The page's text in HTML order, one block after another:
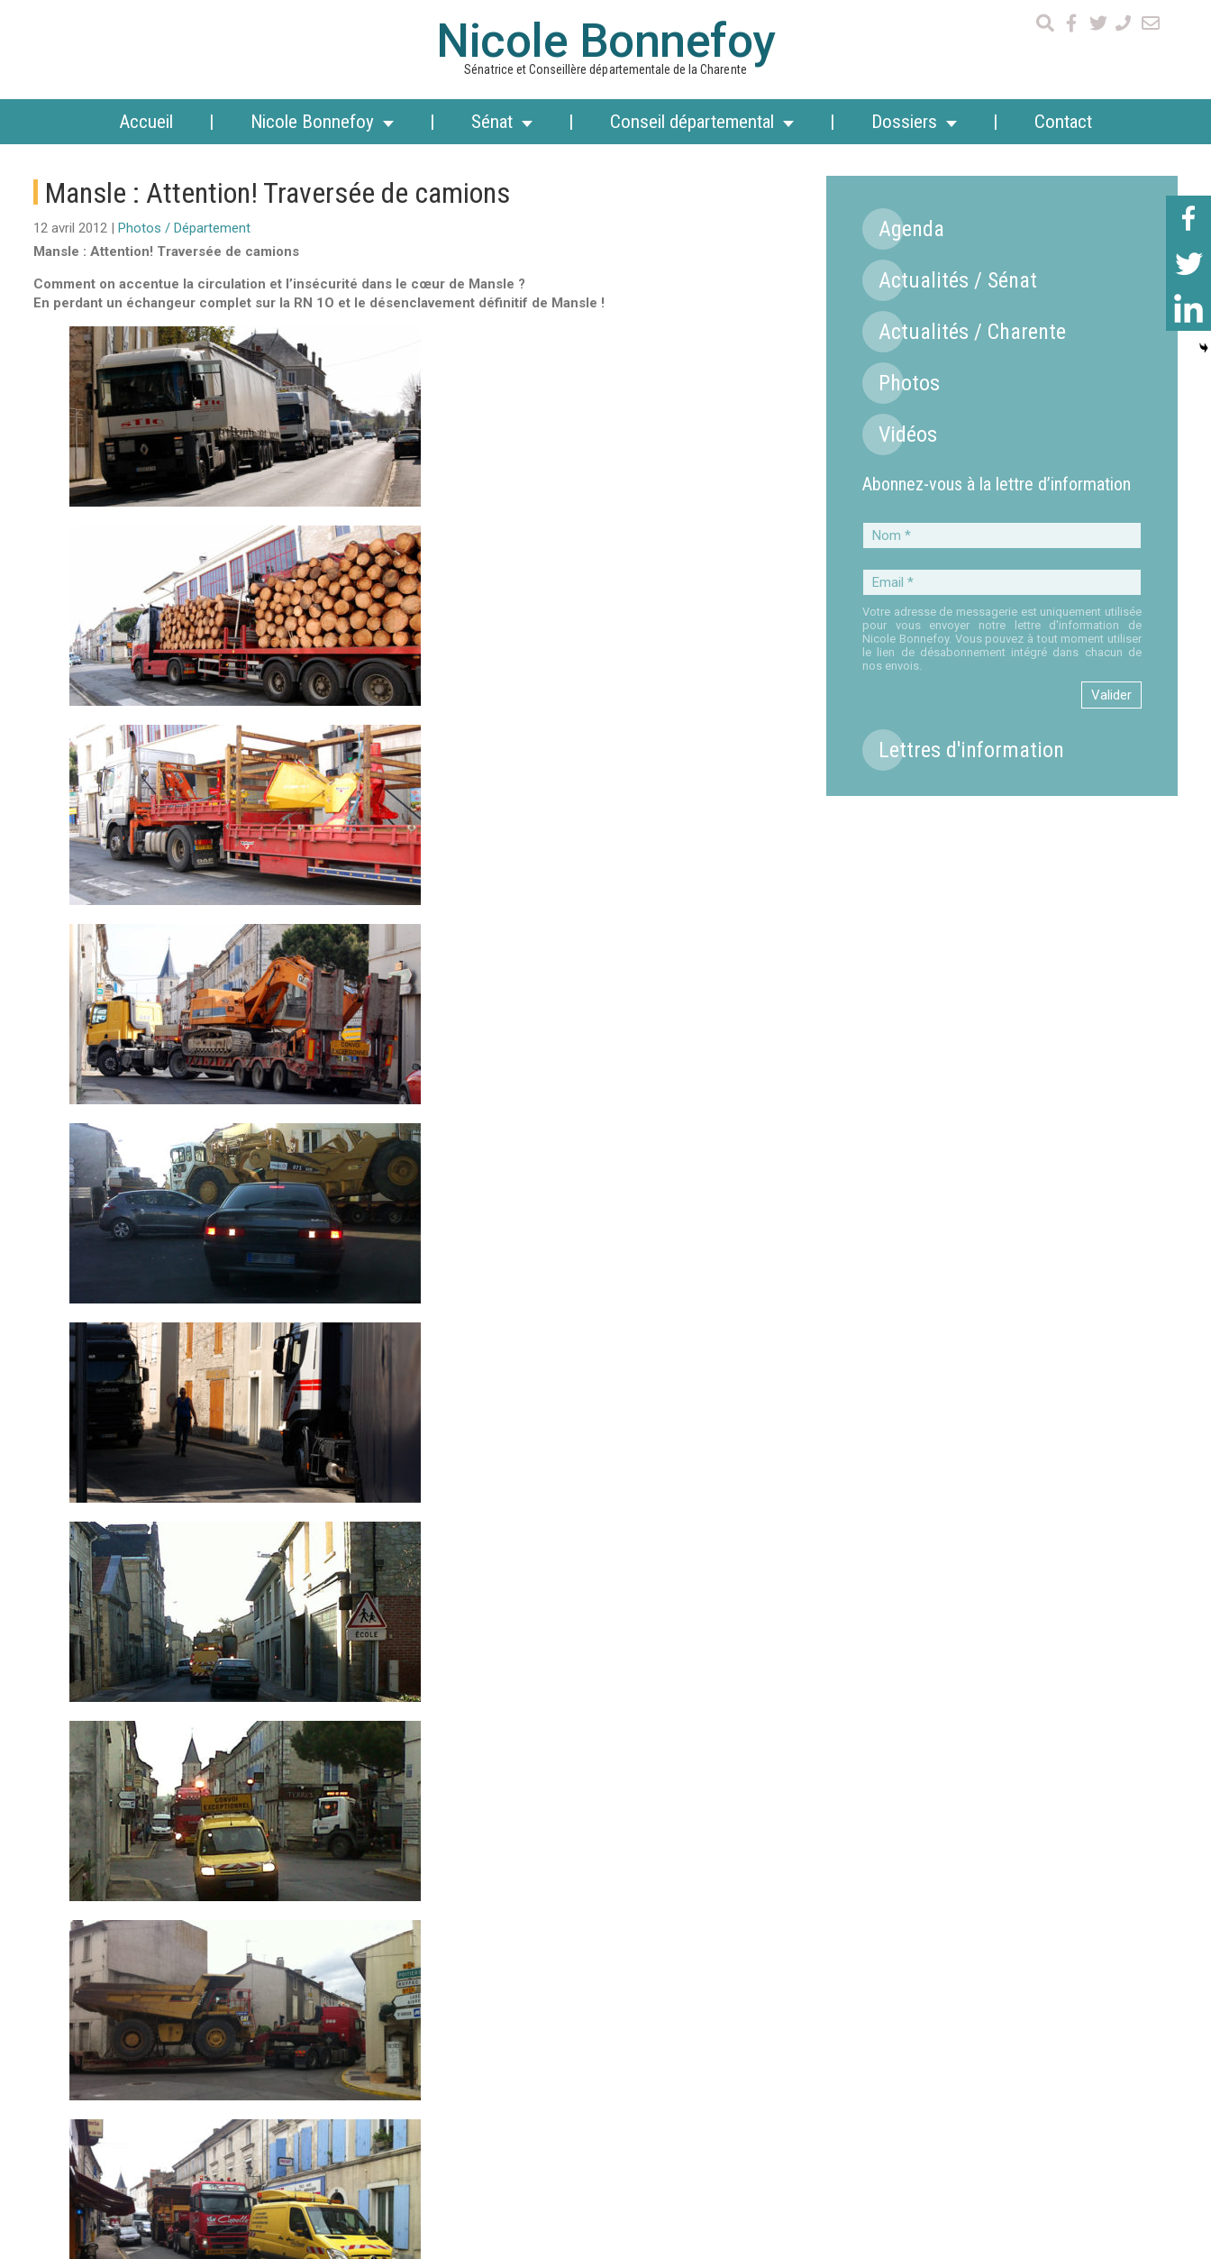
Nicole Bonnefoy
Sénatrice et Conseillère départementale de la Charente
Accueil Nicole Bonnefoy Sénat Conseil départemental Dossiers Contact
Mansle : Attention! Traversée de camions
12 avril 2012 | Photos / Département
Mansle : Attention! Traversée de camions
Comment on accentue la circulation et l’insécurité dans le cœur de Mansle ?
En perdant un échangeur complet sur la RN 1O et le désenclavement définitif de Mansle !
Agenda
Actualités / Sénat
Actualités / Charente
Photos
Vidéos
Abonnez-vous à la lettre d’information
Nom
*
Email
*
Votre adresse de messagerie est uniquement utilisée
pour vous envoyer notre lettre d'information de
Nicole Bonnefoy. Vous pouvez à tout moment utiliser
le lien de désabonnement intégré dans chacun de
nos envois.
Lettres d'information